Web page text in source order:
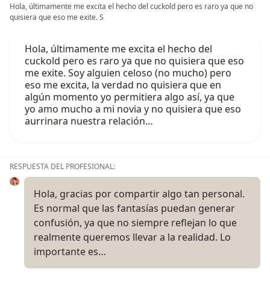
Hola, últimamente me excita el hecho del cuckold pero es raro ya que no
quisiera que eso me exite. S
Hola, últimamente me excita el hecho del
cuckold pero es raro ya que no quisiera que eso
me exite. Soy alguien celoso (no mucho) pero
eso me excita, la verdad no quisiera que en
algún momento yo permitiera algo así, ya que
yo amo mucho a mi novia y no quisiera que eso
aurrinara nuestra relación…
RESPUESTA DEL PROFESIONAL:
Hola, gracias por compartir algo tan personal.
Es normal que las fantasías puedan generar
confusión, ya que no siempre reflejan lo que
realmente queremos llevar a la realidad. Lo
importante es…